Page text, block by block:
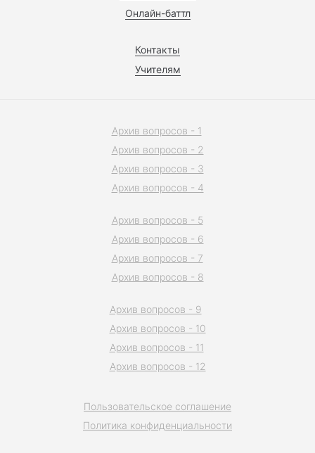
Онлайн-баттл
Контакты
Учителям
Пользовательское соглашение
Политика конфиденциальности
Архив вопросов - 1
Архив вопросов - 2
Архив вопросов - 3
Архив вопросов - 4
Архив вопросов - 5
Архив вопросов - 6
Архив вопросов - 7
Архив вопросов - 8
Архив вопросов - 9
Архив вопросов - 10
Архив вопросов - 11
Архив вопросов - 12